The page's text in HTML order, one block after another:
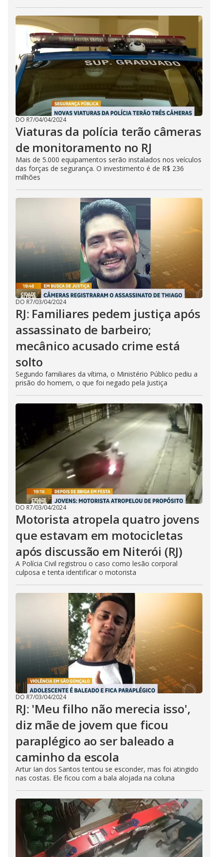
DO R7/04/04/2024
Viaturas da polícia terão câmeras
de monitoramento no RJ
Mais de 5.000 equipamentos serão instalados nos veículos
das forças de segurança. O investimento é de R$ 236
milhões
DO R7/03/04/2024
RJ: Familiares pedem justiça após
assassinato de barbeiro;
mecânico acusado crime está
solto
Segundo familiares da vítima, o Ministério Público pediu a
prisão do homem, o que foi negado pela Justiça
DO R7/03/04/2024
Motorista atropela quatro jovens
que estavam em motocicletas
após discussão em Niterói (RJ)
A Polícia Civil registrou o caso como lesão corporal
culposa e tenta identificar o motorista
DO R7/03/04/2024
RJ: 'Meu filho não merecia isso',
diz mãe de jovem que ficou
paraplégico ao ser baleado a
caminho da escola
Artur Ian dos Santos tentou se esconder, mas foi atingido
nas costas. Ele ficou com a bala alojada na coluna